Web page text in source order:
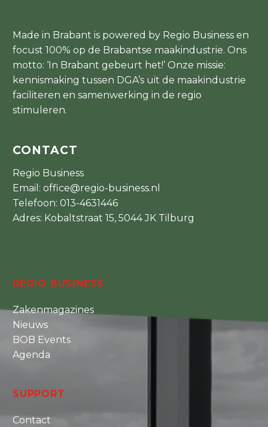
Made in Brabant is powered by Regio Business en
focust 100% op de Brabantse maakindustrie. Ons
motto: ‘In Brabant gebeurt het!’ Onze missie:
kennismaking tussen DGA’s uit de maakindustrie
faciliteren en samenwerking in de regio
stimuleren.
CONTACT
Regio Business
Email: office@regio-business.nl
Telefoon: 013-4631446
Adres: Kobaltstraat 15, 5044 JK Tilburg
REGIO BUSINESS
Zakenmagazines
Nieuws
BOB Events
Agenda
SUPPORT
Contact